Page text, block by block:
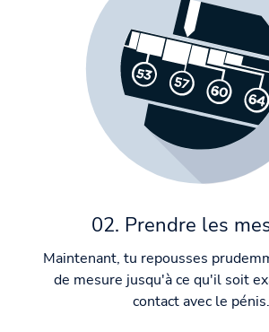
02. Prendre les
Maintenant, tu repousses
de mesure jusqu'à ce qu'il soit
contact avec le pénis.